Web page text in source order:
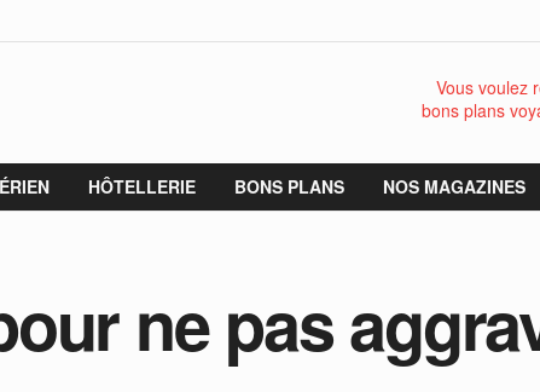
Vous voulez
bons plans
HÔTELLERIE BONS PLANS NOS MAGAZINES
ne pas